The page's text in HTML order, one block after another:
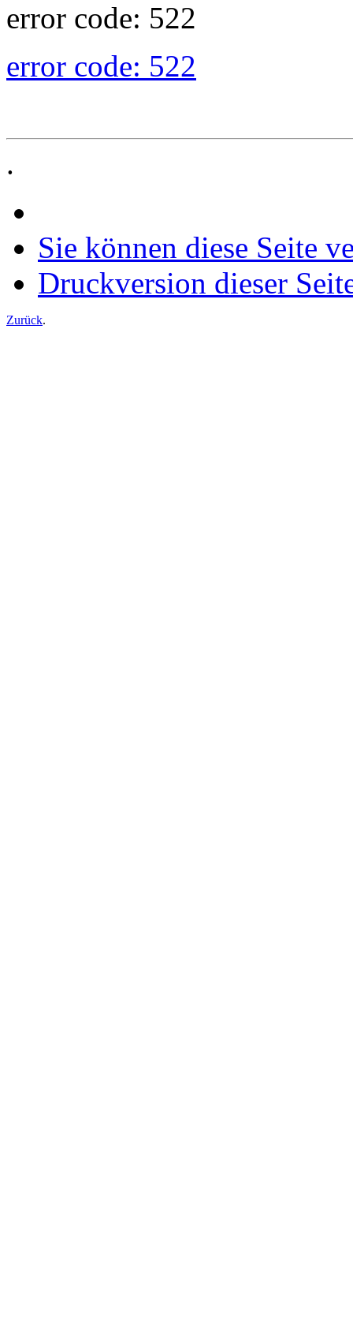
error code: 522
error code: 522
.
Sie können diese Seite
Druckversion dieser
Zurück.